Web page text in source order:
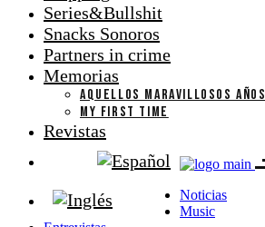
Series&Bullshit
Snacks Sonoros
Partners in crime
Memorias
AQUELLOS MARAVILLOSOS AÑOS
MY FIRST TIME
Revistas
Noticias
Music